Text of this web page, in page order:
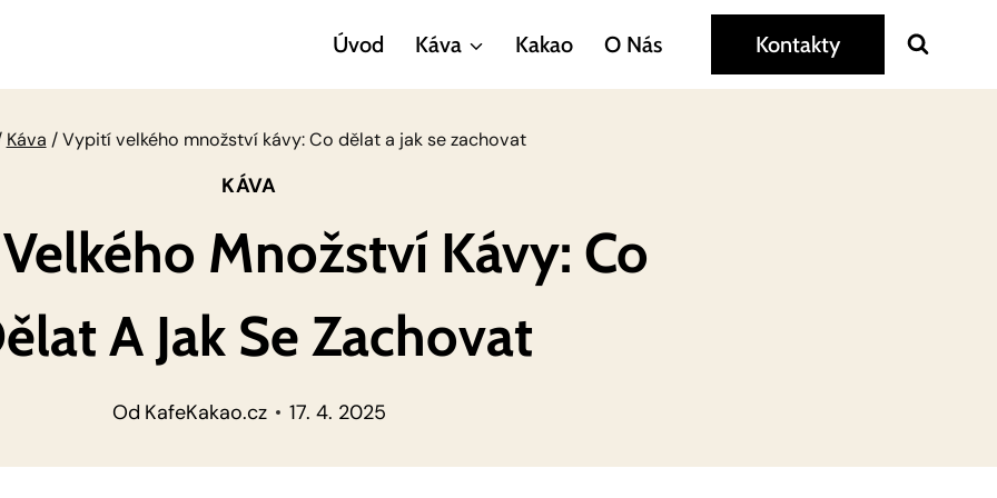
Úvod Káva Kakao O Nás Kontakty
Káva / Vypití velkého množství kávy: Co dělat a jak se zachovat
KÁVA
Množství Kávy: Co
A Jak Se Zachovat
Od KafeKakao.cz 17. 4. 2025